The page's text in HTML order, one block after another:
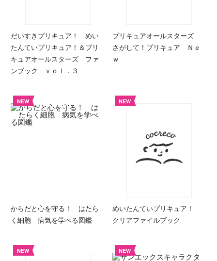
だいすきプリキュア！ めい
たんていプリキュア！＆プリ
キュアオールスターズ ファ
ンブック ｖｏｌ．３
プリキュアオールスターズ
さがして！プリキュア Ｎｅ
ｗ
NEW
からだと心を守る！ はたら
く細胞 病気を学べる図鑑
NEW
めいたんていプリキュア！
クリアファイルブック
NEW NEW